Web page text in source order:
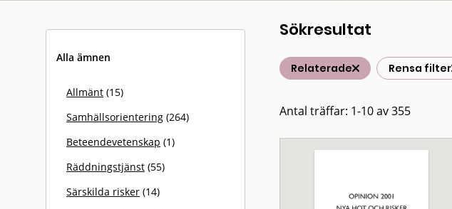
Alla ämnen
Allmänt (15)
Samhällsorientering (264)
Beteendevetenskap (1)
Räddningstjänst (55)
Särskilda risker (14)
Sökresultat
Relaterade Rensa filter
Antal träffar: 1-10 av 355